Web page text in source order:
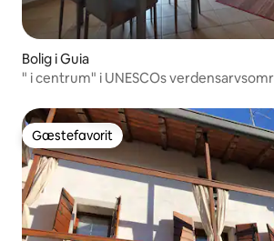
Bolig i Guia
" i centrum" i UNESCOs
Gæstefavorit
Gæstefavorit